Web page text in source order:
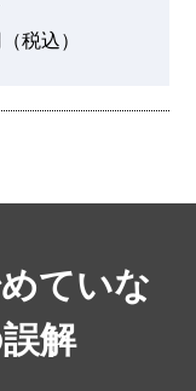
税込）
ていな
解